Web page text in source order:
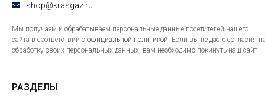
shop@krasgaz.ru
Мы получаем и обрабатываем персональные данные посетителей нашего
сайта в соответствии с официальной политикой. Если вы не даете согласия
обработку своих персональных данных, вам необходимо покинуть наш сайт.
РАЗДЕЛЫ